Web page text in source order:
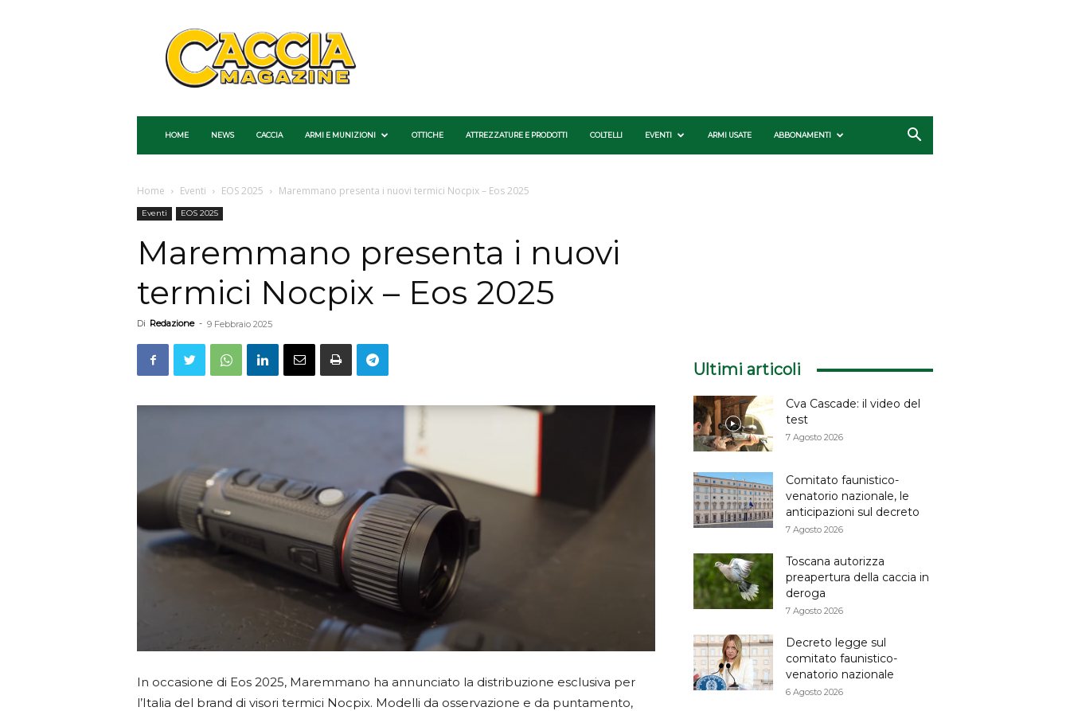
Caccia
Magazine
HOME NEWS CACCIA ARMI E MUNIZIONI OTTICHE ATTREZZATURE E PRODOTTI COLTELLI EVENTI ARMI USATE ABBONAMENTI
Home Eventi EOS 2025 Maremmano presenta i nuovi termici Nocpix – Eos 2025
Eventi EOS 2025
Maremmano presenta i nuovi
termici Nocpix – Eos 2025
Di Redazione - 9 Febbraio 2025
In occasione di Eos 2025, Maremmano ha annunciato la distribuzione esclusiva per
l’Italia del brand di visori termici Nocpix. Modelli da osservazione e da puntamento,
Ultimi articoli
Cva Cascade: il video del
test
7 Agosto 2026
Comitato faunistico-
venatorio nazionale, le
anticipazioni sul decreto
7 Agosto 2026
Toscana autorizza
preapertura della caccia in
deroga
7 Agosto 2026
Decreto legge sul
comitato faunistico-
venatorio nazionale
6 Agosto 2026